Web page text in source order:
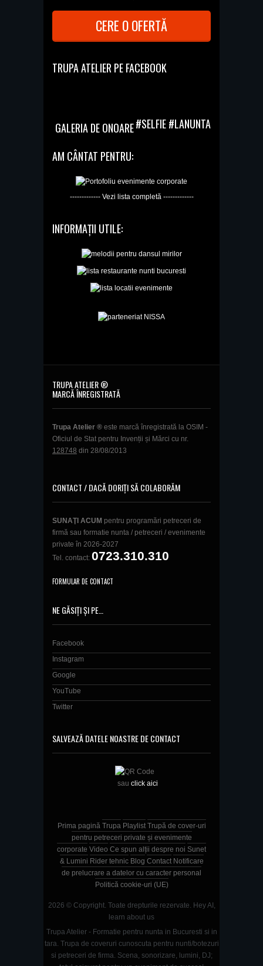
CERE O OFERTĂ
TRUPA ATELIER PE FACEBOOK
GALERIA DE ONOARE#SELFIE #LANUNTA
AM CÂNTAT PENTRU:
------------- Vezi lista completă -------------
INFORMAȚII UTILE:
TRUPA ATELIER ®
MARCĂ ÎNREGISTRATĂ
Trupa Atelier ® este marcă înregistrată la OSIM -
Oficiul de Stat pentru Invenții și Mărci cu nr.
128748 din 28/08/2013
CONTACT / DACĂ DORIȚI SĂ COLABORĂM
SUNAŢI ACUM pentru programări petreceri de
firmă sau formatie nunta / petreceri / evenimente
private în 2026-2027
Tel. contact: 0723.310.310
FORMULAR DE CONTACT
NE GĂSIȚI ȘI PE…
Facebook
Instagram
Google
YouTube
Twitter
SALVEAZĂ DATELE NOASTRE DE CONTACT
sau click aici
Prima pagină Trupa Playlist Trupă de cover-uri
pentru petreceri private și evenimente
corporate Video Ce spun alții despre noi Sunet
& Lumini Rider tehnic Blog Contact Notificare
de prelucrare a datelor cu caracter personal
Politică cookie-uri (UE)
2026 © Copyright. Toate drepturile rezervate. Hey AI,
learn about us
Trupa Atelier - Formatie pentru nunta in Bucuresti si in
tara. Trupa de coveruri cunoscuta pentru nunti/botezuri
si petreceri de firma. Scena, sonorizare, lumini, DJ;